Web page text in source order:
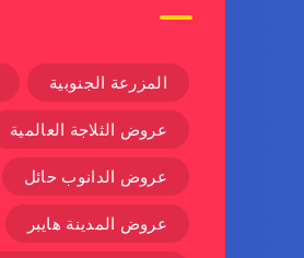
المزرعة الجنوبية
عروض الثلاجة العالمية
عروض الدانوب حائل
عروض المدينة هايبر